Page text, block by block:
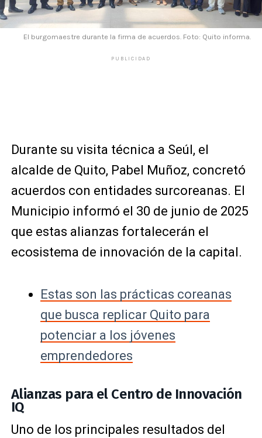
El burgomaestre durante la firma de acuerdos. Foto: Quito informa.
PUBLICIDAD
Durante su visita técnica a Seúl, el
alcalde de Quito, Pabel Muñoz, concretó
acuerdos con entidades surcoreanas. El
Municipio informó el 30 de junio de 2025
que estas alianzas fortalecerán el
ecosistema de innovación de la capital.
Estas son las prácticas coreanas
que busca replicar Quito para
potenciar a los jóvenes
emprendedores
Alianzas para el Centro de Innovación
IQ
Uno de los principales resultados del